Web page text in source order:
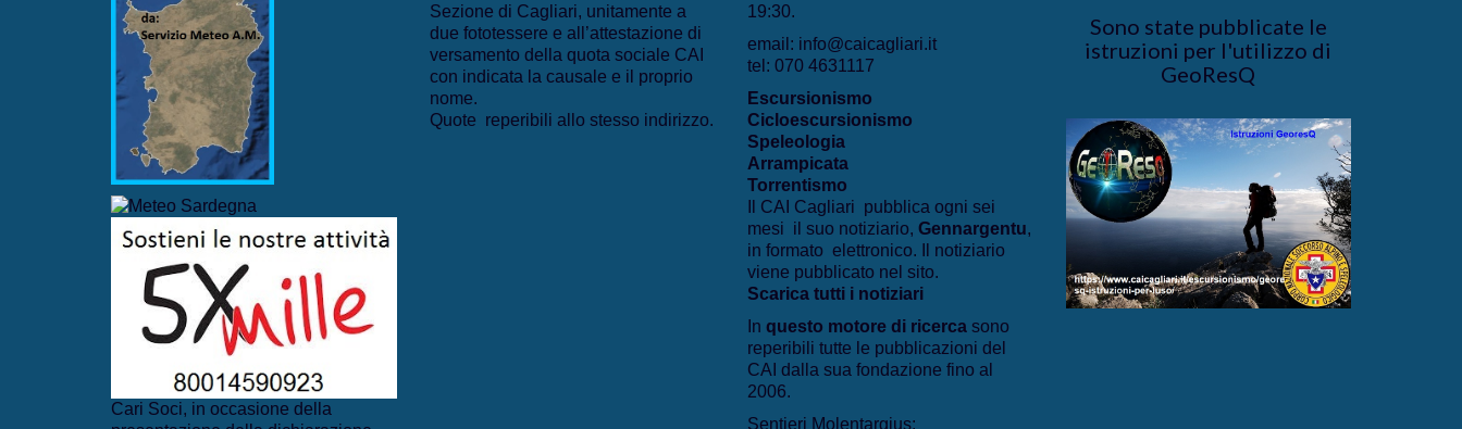
Cari Soci, in occasione della
Sezione di Cagliari, unitamente a
due fototessere e all’attestazione di
versamento della quota sociale CAI
con indicata la causale e il proprio
nome.
Quote reperibili allo stesso indirizzo.
19:30.
email: info@caicagliari.it
tel: 070 4631117
Escursionismo
Cicloescursionismo
Speleologia
Arrampicata
Torrentismo
Il CAI Cagliari pubblica ogni sei
mesi il suo notiziario, Gennargentu,
in formato elettronico. Il notiziario
viene pubblicato nel sito.
Scarica tutti i notiziari
In questo motore di ricerca sono
reperibili tutte le pubblicazioni del
CAI dalla sua fondazione fino al
2006.
Sentieri Molentargius:
Sono state pubblicate le
istruzioni per l'utilizzo di
GeoResQ